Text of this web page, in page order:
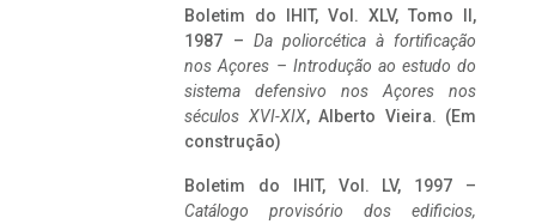
Boletim do IHIT, Vol. XLV, Tomo II,
1987 – Da poliorcética à fortificação
nos Açores – Introdução ao estudo do
sistema defensivo nos Açores nos
séculos XVI-XIX, Alberto Vieira. (Em
construção)
Boletim do IHIT, Vol. LV, 1997 –
Catálogo provisório dos edificios,